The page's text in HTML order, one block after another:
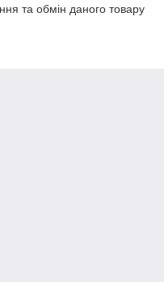
та обмін даного товару